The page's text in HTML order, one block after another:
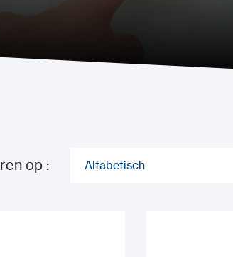
op : Alfabetisch